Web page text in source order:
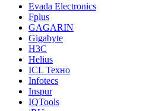
Evada Electronics
Fplus
GAGARIN
Gigabyte
H3C
Helius
ICL Техно
Infotecs
Inspur
IQTools